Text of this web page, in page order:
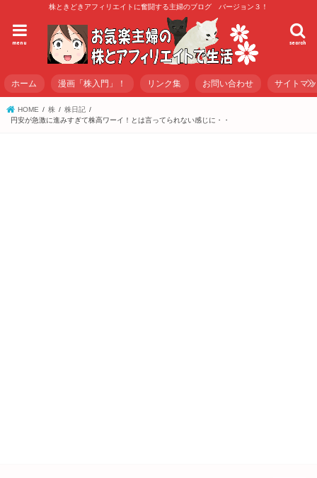
株ときどきアフィリエイトに奮闘する主婦のブログ バージョン３！
search
menu
ホーム 漫画「株入門」！ リンク集 お問い合わせ サイトマ
HOME 株
株日記
円安が急激に進みすぎて株高ワーイ！とは言ってられない感じに・・